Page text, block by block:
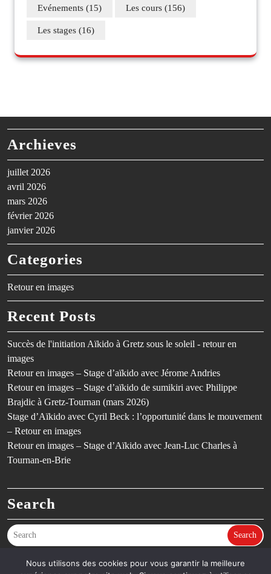
Evénements (15) Les cours (156)
Les stages (16)
Archieves
juillet 2026
avril 2026
mars 2026
février 2026
janvier 2026
Categories
Retour en images
Recent Posts
Succès de l'initiation Aïkido à Gretz sous le soleil - retour en
images
Retour en images – Stage d’aïkido avec Jérome Andries
Retour en images – Stage d’aïkido de sumikiri avec Philippe
Brajdic à Gretz-Tournan (mars 2026)
Stage d’Aïkido avec Cyril Beck : l’opportunité dans le mouvement
– Retour en images
Retour en images – Stage d’Aïkido avec Jean-Luc Charles à
Tournan-en-Brie
Search
Search
Nous utilisons des cookies pour vous garantir la meilleure